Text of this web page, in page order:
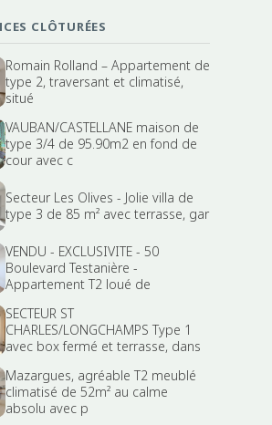
CLÔTURÉES
Romain Rolland – Appartement de
type 2, traversant et climatisé,
situé
VAUBAN/CASTELLANE maison de
type 3/4 de 95.90m2 en fond de
cour avec c
Secteur Les Olives - Jolie villa de
type 3 de 85 m² avec terrasse, gar
VENDU - EXCLUSIVITE - 50
Boulevard Testanière -
Appartement T2 loué de
SECTEUR ST
CHARLES/LONGCHAMPS Type 1
avec box fermé et terrasse, dans
Mazargues, agréable T2 meublé
climatisé de 52m² au calme
absolu avec p